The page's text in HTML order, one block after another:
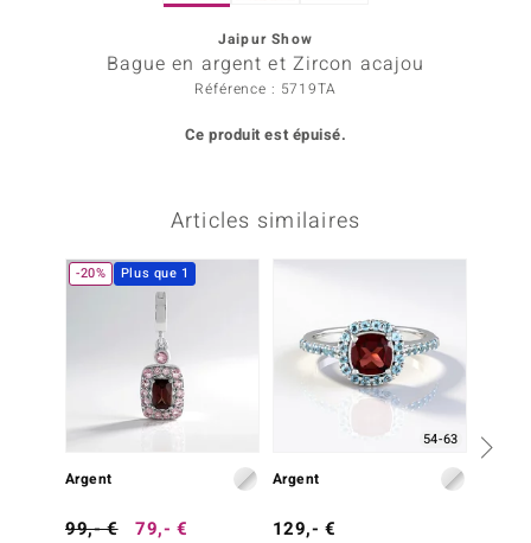
Jaipur Show
Bague en argent et Zircon acajou
Référence : 5719TA
Ce produit est épuisé.
Articles similaires
-20% Plus que 1
Argent
99,- € 79,- €
54-63
Argent
129,- €